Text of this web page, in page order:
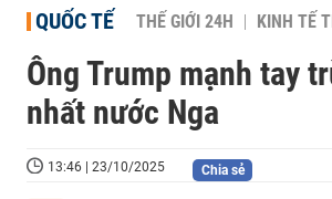
QUỐC TẾ THẾ GIỚI 24H KINH TẾ
Ông Trump mạnh tay
nhất nước Nga
13:46 | 23/10/2025 Chia sẻ